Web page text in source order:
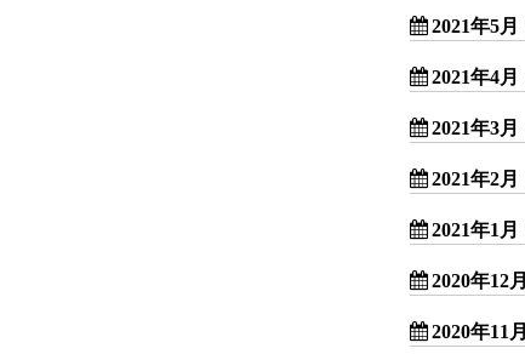
2021年5月
2021年4月
2021年3月
2021年2月
2021年1月
2020年12月
2020年11月